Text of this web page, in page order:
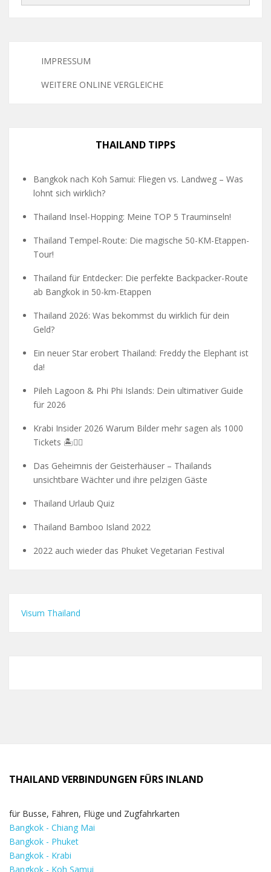
IMPRESSUM
WEITERE ONLINE VERGLEICHE
THAILAND TIPPS
Bangkok nach Koh Samui: Fliegen vs. Landweg – Was
lohnt sich wirklich?
Thailand Insel-Hopping: Meine TOP 5 Trauminseln!
Thailand Tempel-Route: Die magische 50-KM-Etappen-
Tour!
Thailand für Entdecker: Die perfekte Backpacker-Route
ab Bangkok in 50-km-Etappen
Thailand 2026: Was bekommst du wirklich für dein
Geld?
Ein neuer Star erobert Thailand: Freddy the Elephant ist
da!
Pileh Lagoon & Phi Phi Islands: Dein ultimativer Guide
für 2026
Krabi Insider 2026 Warum Bilder mehr sagen als 1000
Tickets 🏝️🧗‍♂️
Das Geheimnis der Geisterhäuser – Thailands
unsichtbare Wächter und ihre pelzigen Gäste
Thailand Urlaub Quiz
Thailand Bamboo Island 2022
2022 auch wieder das Phuket Vegetarian Festival
Visum Thailand
THAILAND VERBINDUNGEN FÜRS INLAND
für Busse, Fähren, Flüge und Zugfahrkarten
Bangkok - Chiang Mai
Bangkok - Phuket
Bangkok - Krabi
Bangkok - Koh Samui